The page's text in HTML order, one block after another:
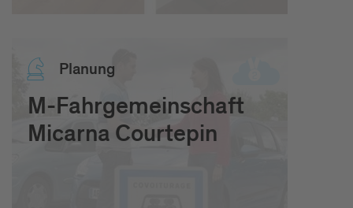
Pla­nung
M-Fahrgemeinschaft
Micarna Courtepin